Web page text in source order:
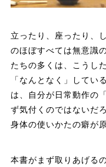
立ったり、座ったり、
のほぼすべては無意識
たちの多くは、こうし
「なんとなく」してい
は、自分が日常動作の
ず気付くのではないだ
身体の使いかたの癖が
本書がまず取りあげる